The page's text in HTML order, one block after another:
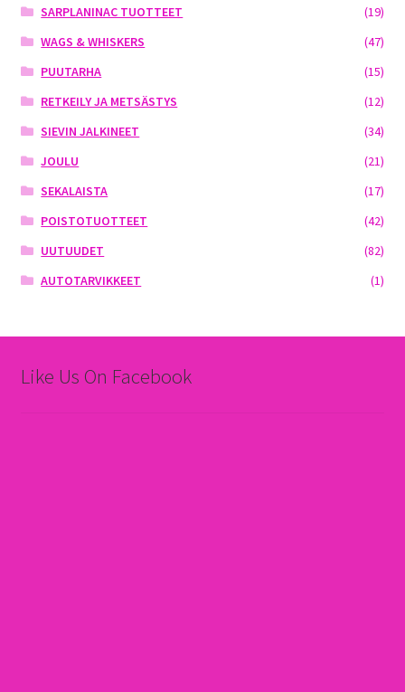
SARPLANINAC TUOTTEET
(19)
WAGS & WHISKERS
(47)
PUUTARHA
(15)
RETKEILY JA METSÄSTYS
(12)
SIEVIN JALKINEET
(34)
JOULU
(21)
SEKALAISTA
(17)
POISTOTUOTTEET
(42)
UUTUUDET
(82)
AUTOTARVIKKEET
(1)
Like Us On Facebook